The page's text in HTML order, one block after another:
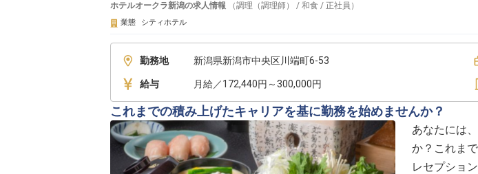
ホテルオークラ新潟の求人情報 （調理（調理師） / 和食 / 正社員 ）
業態 シティホテル
勤務地 新潟県新潟市中央区川端町6-53
給与 月給／172,440円～300,000円
これまでの積み上げたキャリアを基に勤務を始めませんか？
あなたには
か？これま
レセプショ